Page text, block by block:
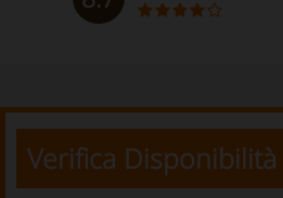
Verifica Disponibilità